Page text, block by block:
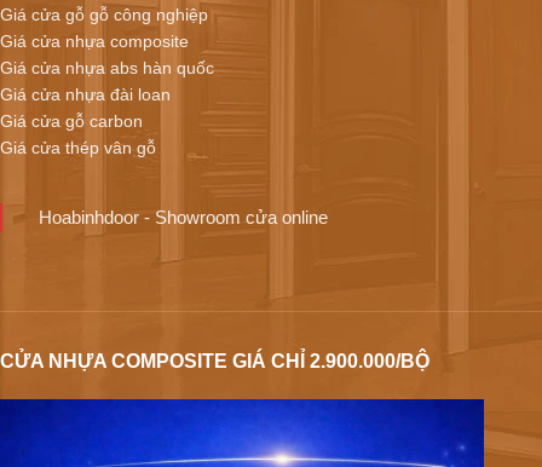
Giá cửa gỗ gỗ công nghiệp
Giá cửa nhựa composite
Giá cửa nhựa abs hàn quốc
Giá cửa nhựa đài loan
Giá cửa gỗ carbon
Giá cửa thép vân gỗ
Hoabinhdoor - Showroom cửa online
CỬA NHỰA COMPOSITE GIÁ CHỈ 2.900.000/BỘ